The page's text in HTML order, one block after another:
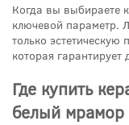
Когда вы выбираете
ключевой параметр.
только эстетическую
которая
Где купить
белый мрамор